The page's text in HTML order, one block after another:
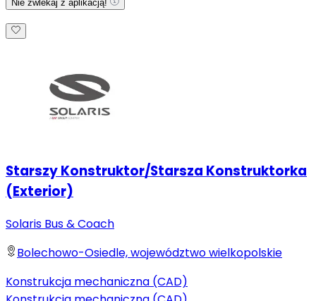
Nie zwlekaj z aplikacją!
Starszy Konstruktor/Starsza Konstruktorka
(Exterior)
Solaris Bus & Coach
Bolechowo-Osiedle, województwo wielkopolskie
Konstrukcja mechaniczna (CAD)